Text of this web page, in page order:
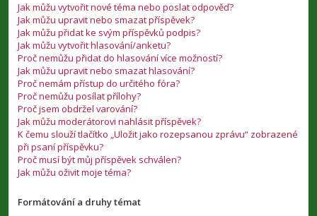
Jak můžu vytvořit nové téma nebo poslat odpověď?
Jak můžu upravit nebo smazat příspěvek?
Jak můžu přidat ke svým příspěvků podpis?
Jak můžu vytvořit hlasování/anketu?
Proč nemůžu přidat do hlasování více možností?
Jak můžu upravit nebo smazat hlasování?
Proč nemám přístup do určitého fóra?
Proč nemůžu posílat přílohy?
Proč jsem obdržel varování?
Jak můžu moderátorovi nahlásit příspěvek?
K čemu slouží tlačítko „Uložit jako rozepsanou zprávu“ zobrazené
při psaní příspěvku?
Proč musí být můj příspěvek schválen?
Jak můžu oživit moje téma?
Formátování a druhy témat